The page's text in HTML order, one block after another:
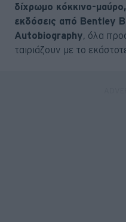
δίχρωμο κόκκινο-
εκδόσεις από Bentley
Autobiography, όλα
ταιριάζουν με το